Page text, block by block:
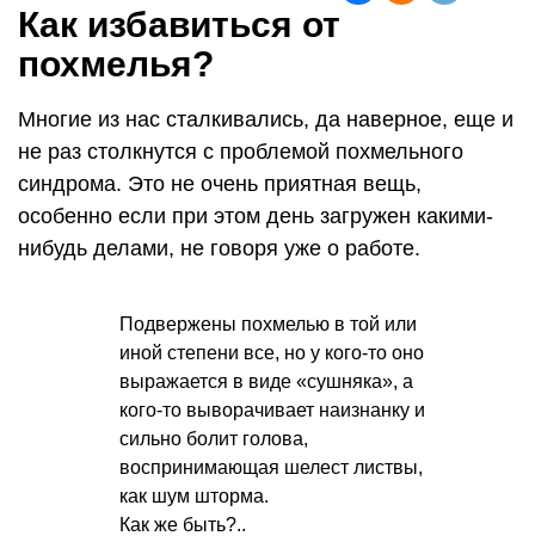
Как избавиться от
похмелья?
Многие из нас сталкивались, да наверное, еще и
не раз столкнутся с проблемой похмельного
синдрома. Это не очень приятная вещь,
особенно если при этом день загружен какими-
нибудь делами, не говоря уже о работе.
Подвержены похмелью в той или
иной степени все, но у кого-то оно
выражается в виде «сушняка», а
кого-то выворачивает наизнанку и
сильно болит голова,
воспринимающая шелест листвы,
как шум шторма.
Как же быть?..